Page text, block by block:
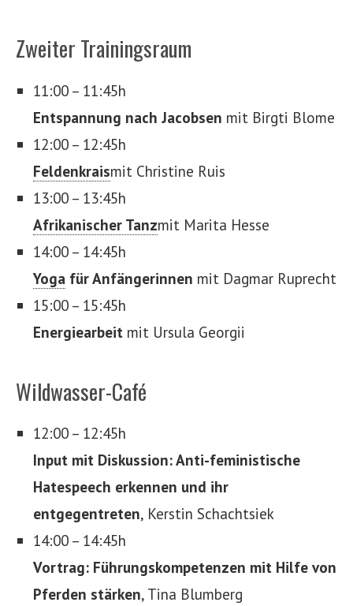
Zweiter Trainingsraum
11:00 – 11:45h
Entspannung nach Jacobsen mit Birgti Blome
12:00 – 12:45h
Feldenkraismit Christine Ruis
13:00 – 13:45h
Afrikanischer Tanzmit Marita Hesse
14:00 – 14:45h
Yoga für Anfängerinnen mit Dagmar Ruprecht
15:00 – 15:45h
Energiearbeit mit Ursula Georgii
Wildwasser-Café
12:00 – 12:45h
Input mit Diskussion: Anti-feministische
Hatespeech erkennen und ihr
entgegentreten, Kerstin Schachtsiek
14:00 – 14:45h
Vortrag: Führungskompetenzen mit Hilfe von
Pferden stärken, Tina Blumberg